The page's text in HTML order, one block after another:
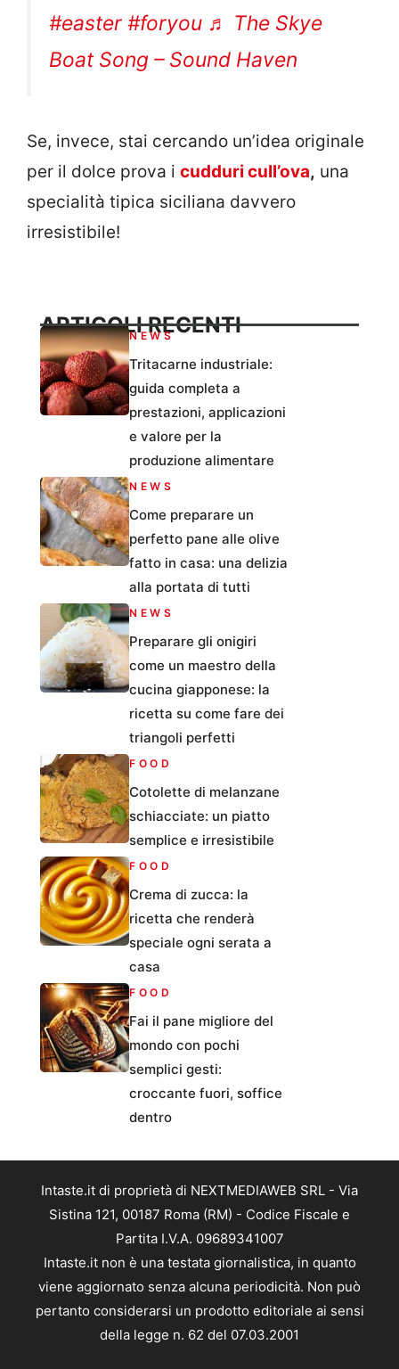
#easter #foryou ♬ The Skye
Boat Song – Sound Haven
Se, invece, stai cercando un’idea originale
per il dolce prova i cudduri cull’ova, una
specialità tipica siciliana davvero
irresistibile!
ARTICOLI RECENTI
NEWS
Tritacarne industriale:
guida completa a
prestazioni, applicazioni
e valore per la
produzione alimentare
NEWS
Come preparare un
perfetto pane alle olive
fatto in casa: una delizia
alla portata di tutti
NEWS
Preparare gli onigiri
come un maestro della
cucina giapponese: la
ricetta su come fare dei
triangoli perfetti
FOOD
Cotolette di melanzane
schiacciate: un piatto
semplice e irresistibile
FOOD
Crema di zucca: la
ricetta che renderà
speciale ogni serata a
casa
FOOD
Fai il pane migliore del
mondo con pochi
semplici gesti:
croccante fuori, soffice
dentro
Intaste.it di proprietà di NEXTMEDIAWEB SRL - Via
Sistina 121, 00187 Roma (RM) - Codice Fiscale e
Partita I.V.A. 09689341007
Intaste.it non è una testata giornalistica, in quanto
viene aggiornato senza alcuna periodicità. Non può
pertanto considerarsi un prodotto editoriale ai sensi
della legge n. 62 del 07.03.2001